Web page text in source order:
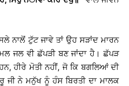
ਨਾਲੋਂ ਟੁੱਟ ਜਾਵੇ ਤਾਂ ਉਹ ਸੜਾਂਦ ਮਾਰਨ
ਜਲ ਵੀ ਛੱਪੜੀ ਬਣ ਜਾਂਦਾ ਹੈ। ਛੱਪੜ
ਹੀਰੇ ਮੋਤੀ ਨਹੀਂ, ਜੋ ਕਿ ਬਗਲਿਆਂ ਦੀ
ਜੀ ਨੇ ਮਨੁੱਖ ਨੂੰ ਹੰਸ ਬਿਰਤੀ ਦਾ ਮਾਲਕ